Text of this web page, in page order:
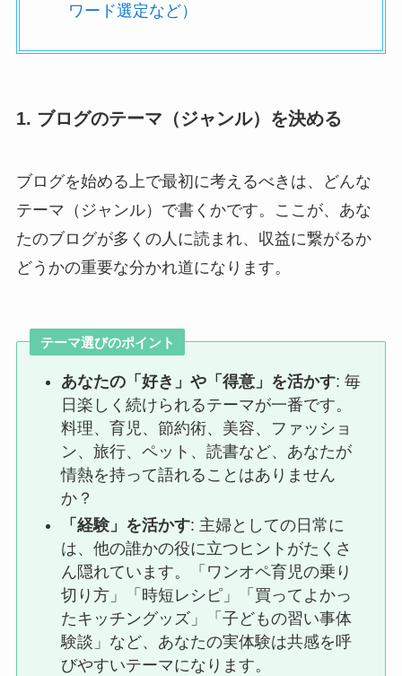
ワード選定など）
1. ブログのテーマ（ジャンル）を決める
ブログを始める上で最初に考えるべきは、どんな
テーマ（ジャンル）で書くかです。ここが、あな
たのブログが多くの人に読まれ、収益に繋がるか
どうかの重要な分かれ道になります。
テーマ選びのポイント
あなたの「好き」や「得意」を活かす: 毎
日楽しく続けられるテーマが一番です。
料理、育児、節約術、美容、ファッショ
ン、旅行、ペット、読書など、あなたが
情熱を持って語れることはありません
か？
「経験」を活かす: 主婦としての日常に
は、他の誰かの役に立つヒントがたくさ
ん隠れています。「ワンオペ育児の乗り
切り方」「時短レシピ」「買ってよかっ
たキッチングッズ」「子どもの習い事体
験談」など、あなたの実体験は共感を呼
びやすいテーマになります。